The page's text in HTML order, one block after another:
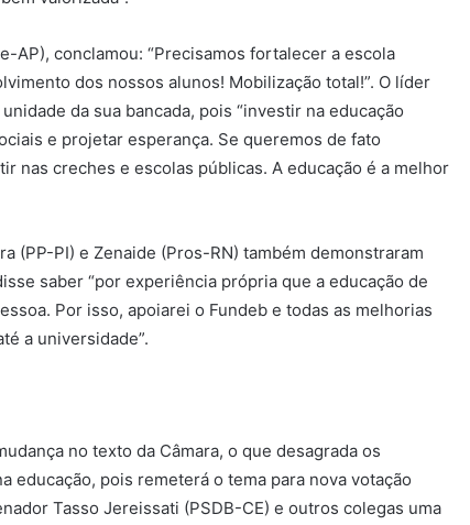
AP), conclamou: “Precisamos fortalecer a escola
dos nossos alunos! Mobilização total!”. O líder
da sua bancada, pois “investir na educação
e projetar esperança. Se queremos de fato
nas creches e escolas públicas. A educação é a melhor
(PP-PI) e Zenaide (Pros-RN) também demonstraram
saber “por experiência própria que a educação de
Por isso, apoiarei o Fundeb e todas as melhorias
a universidade”.
no texto da Câmara, o que desagrada os
educação, pois remeterá o tema para nova votação
Tasso Jereissati (PSDB-CE) e outros colegas uma